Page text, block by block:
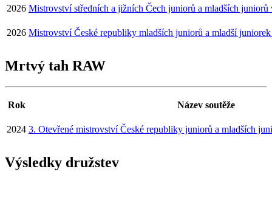
2026 Mistrovství středních a jižních Čech juniorů a mladších
2026 Mistrovství České republiky mladších juniorů a mladší
Mrtvý tah RAW
Rok Název soutěže
2024 3. Otevřené mistrovství České republiky juniorů a mladších
Výsledky družstev